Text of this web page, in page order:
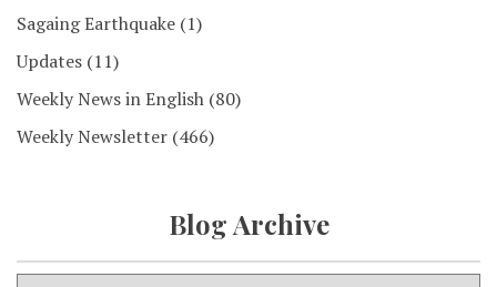
Sagaing Earthquake (1)
Updates (11)
Weekly News in English (80)
Weekly Newsletter (466)
Blog Archive